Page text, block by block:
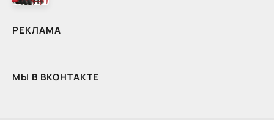
РЕКЛАМА
МЫ В ВКОНТАКТЕ